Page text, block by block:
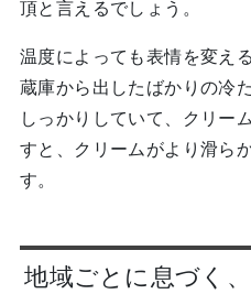
頂と言えるでしょう。
温度によっても表情を変え
蔵庫から出したばかりの冷
しっかりしていて、クリー
すと、クリームがより滑ら
す。
地域ごとに息づく